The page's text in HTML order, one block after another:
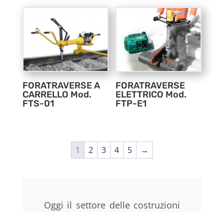
FORATRAVERSE A
CARRELLO Mod.
FTS-01
FORATRAVERSE
ELETTRICO Mod.
FTP-E1
1 2 3 4 5 →
Oggi il settore delle costruzioni